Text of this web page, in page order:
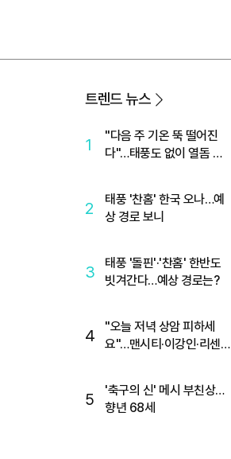
트렌드 뉴스
1
"다음 주 기온 뚝 떨어진
다"…태풍도 없이 열돔 박
2
태풍 '찬홈' 한국 오나…예
상 경로 보니
3
태풍 '돌핀'·'찬홈' 한반도
빗겨간다…예상 경로는?
4
"오늘 저녁 상암 피하세
요"…맨시티·이강인·리센느
5
'축구의 신' 메시 부친상…
향년 68세